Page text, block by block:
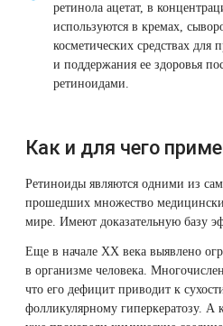
ретинола ацетат, в
используются в кремах,
косметических средствах для
и поддержания ее здоровья
ретиноидами.
Как и для чего
Ретиноиды являются одними из
прошедших множество
мире. Имеют доказательную базу
Еще в начале XX века выявлено
в организме человека.
что его дефицит приводит к
фолликулярному гиперкератозу. А
Лазерное омоложение груди